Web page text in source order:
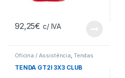
92,25€ c/ IVA
Oficina / Assistência Tendas
TENDA GT2I 3X3 CLUB